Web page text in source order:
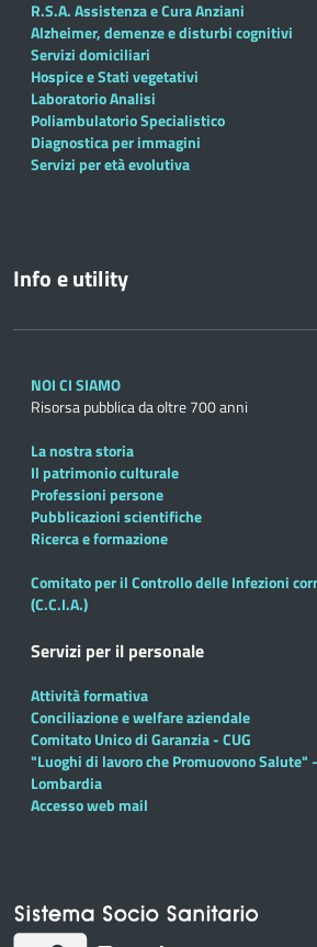
R.S.A. Assistenza e Cura Anziani
Alzheimer, demenze e disturbi cognitivi
Servizi domiciliari
Hospice e Stati vegetativi
Laboratorio Analisi
Poliambulatorio Specialistico
Diagnostica per immagini
Servizi per età evolutiva
Info e utility
NOI CI SIAMO
Risorsa pubblica da oltre 700 anni
La nostra storia
Il patrimonio culturale
Professioni persone
Pubblicazioni scientifiche
Ricerca e formazione
Comitato per il Controllo delle Infezioni
(C.C.I.A.)
Servizi per il personale
Attività formativa
Conciliazione e welfare aziendale
Comitato Unico di Garanzia - CUG
"Luoghi di lavoro che Promuovono Salute"
Lombardia
Accesso web mail